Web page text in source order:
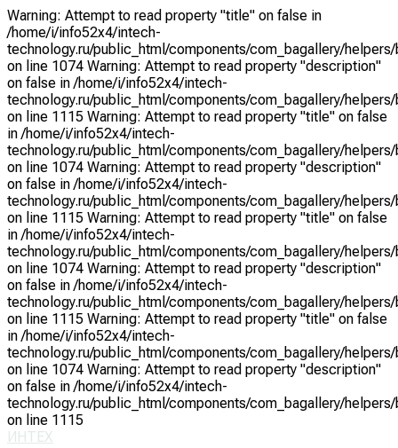
Warning: Attempt to read property "title" on false in
/home/i/info52x4/intech-
technology.ru/public_html/components/com_bagallery/helpers/
on line 1074 Warning: Attempt to read property "description"
on false in /home/i/info52x4/intech-
technology.ru/public_html/components/com_bagallery/helpers/
on line 1115 Warning: Attempt to read property "title" on false
in /home/i/info52x4/intech-
technology.ru/public_html/components/com_bagallery/helpers/
on line 1074 Warning: Attempt to read property "description"
on false in /home/i/info52x4/intech-
technology.ru/public_html/components/com_bagallery/helpers/
on line 1115 Warning: Attempt to read property "title" on false
in /home/i/info52x4/intech-
technology.ru/public_html/components/com_bagallery/helpers/
on line 1074 Warning: Attempt to read property "description"
on false in /home/i/info52x4/intech-
technology.ru/public_html/components/com_bagallery/helpers/
on line 1115 Warning: Attempt to read property "title" on false
in /home/i/info52x4/intech-
technology.ru/public_html/components/com_bagallery/helpers/
on line 1074 Warning: Attempt to read property "description"
on false in /home/i/info52x4/intech-
technology.ru/public_html/components/com_bagallery/helpers/
on line 1115
ИНТЕХ